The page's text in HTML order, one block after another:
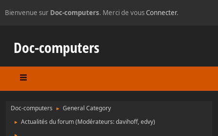
Bienvenue sur Doc-computers. Merci de vousConnecter.
Doc-computers
Doc-computers ► General Category
► Actualités du forum(Modérateurs:davihoff,edvy)